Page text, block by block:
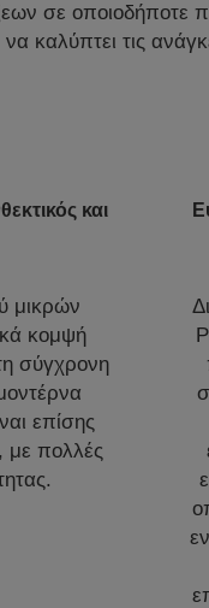
σε οποιοδήποτε
να καλύπτει τις
και
μικρών
κομψή
σύγχρονη
επίσης
με πολλές